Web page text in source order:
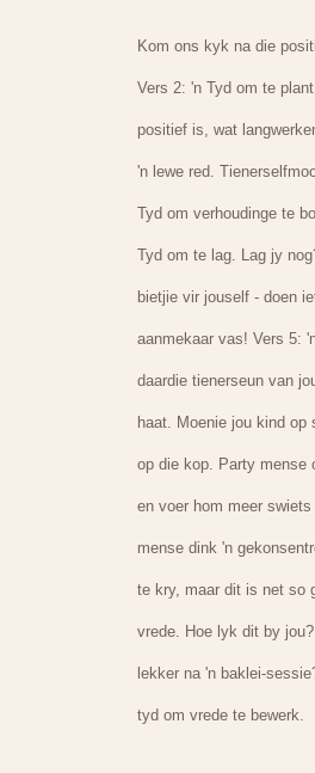
Kom ons kyk na die
Vers 2: 'n Tyd om te
positief is, wat
'n lewe red.
Tyd om verhoudinge te
Tyd om te lag. Lag jy
bietjie vir jouself - doen
aanmekaar vas! Vers 5:
daardie tienerseun van
haat. Moenie jou kind
op die kop. Party mense
en voer hom meer
mense dink 'n
te kry, maar dit is net so
vrede. Hoe lyk dit by
lekker na 'n baklei-
tyd om vrede te bewerk.